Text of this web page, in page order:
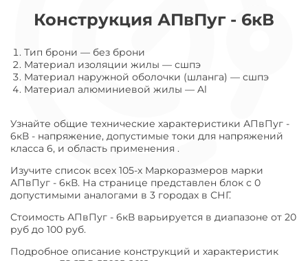
Конструкция АПвПуг - 6кВ
Тип брони — без брони
Материал изоляции жилы — сшпэ
Материал наружной оболочки (шланга) — сшпэ
Материал алюминиевой жилы — Al
Узнайте общие технические характеристики АПвПуг -
6кВ - напряжение, допустимые токи для напряжений
класса 6, и область применения .
Изучите список всех 105-х Маркоразмеров марки
АПвПуг - 6кВ. На странице представлен блок с 0
допустимыми аналогами в 3 городах в СНГ.
Стоимость АПвПуг - 6кВ варьируется в диапазоне от 20
руб до 100 руб.
Подробное описание конструкций и характеристик